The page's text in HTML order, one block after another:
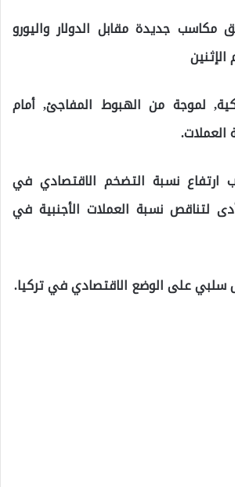
مكاسب جديدة مقابل الدولار واليورو
لموجة من الهبوط المفاجئ, أمام
العملات.
ارتفاع نسبة التضخم الاقتصادي في
لتناقص نسبة العملات الأجنبية في
سلبي على الوضع الاقتصادي في تركيا.